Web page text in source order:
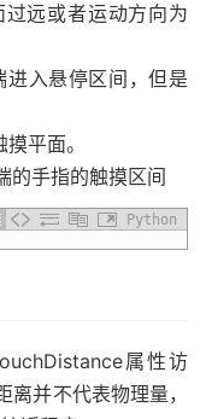
远或者运动方向为
入悬停区间，但是
平面。
的手指的触摸区间
Python
属性访
并不代表物理量，